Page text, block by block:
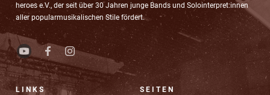
heroes e.V., der seit über 30 Jahren junge Bands und Solointerpret:innen
aller popularmusikalischen Stile fördert.
LINKS SEITEN